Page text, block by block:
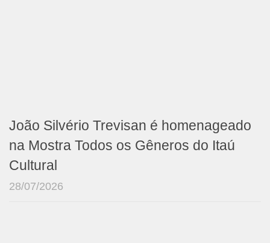
João Silvério Trevisan é homenageado
na Mostra Todos os Gêneros do Itaú
Cultural
28/07/2026